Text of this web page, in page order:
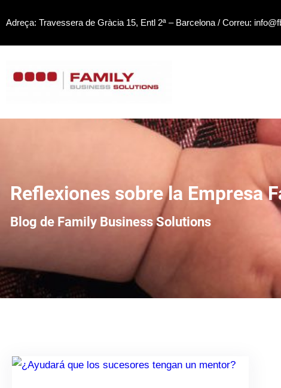
al
contenido
Adreça: Travessera de Gràcia 15, Entl 2ª – Barcelona / Correu:
Reflexiones sobre la Empresa
Blog de Family Business Solutions